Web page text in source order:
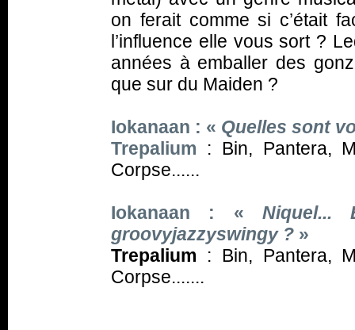
on ferait comme si c’était
l’influence elle vous sort ?
années à emballer des
que sur du Maiden ?
Iokanaan : « Quelles sont
Trepalium : Bin, Pantera,
Corpse......
Iokanaan : « Niquel...
groovyjazzyswingy ? »
Trepalium : Bin, Pantera,
Corpse.......